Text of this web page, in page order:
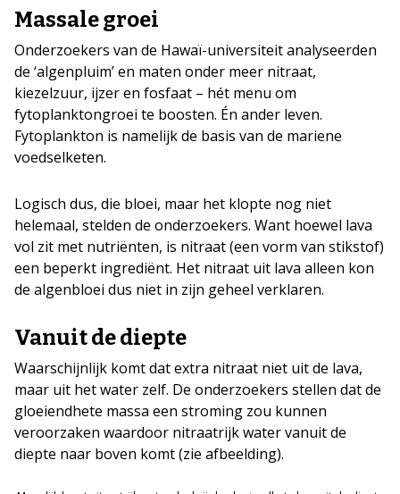
Massale groei
Onderzoekers van de Hawaï-universiteit analyseerden
de ‘algenpluim’ en maten onder meer nitraat,
kiezelzuur, ijzer en fosfaat – hét menu om
fytoplanktongroei te boosten. Én ander leven.
Fytoplankton is namelijk de basis van de mariene
voedselketen.
Logisch dus, die bloei, maar het klopte nog niet
helemaal, stelden de onderzoekers. Want hoewel lava
vol zit met nutriënten, is nitraat (een vorm van stikstof)
een beperkt ingrediënt. Het nitraat uit lava alleen kon
de algenbloei dus niet in zijn geheel verklaren.
Vanuit de diepte
Waarschijnlijk komt dat extra nitraat niet uit de lava,
maar uit het water zelf. De onderzoekers stellen dat de
gloeiendhete massa een stroming zou kunnen
veroorzaken waardoor nitraatrijk water vanuit de
diepte naar boven komt (zie afbeelding).